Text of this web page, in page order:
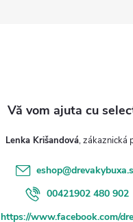
Lenka Krišandová
eshop@
00421902 480 902
https://www.facebook.com/